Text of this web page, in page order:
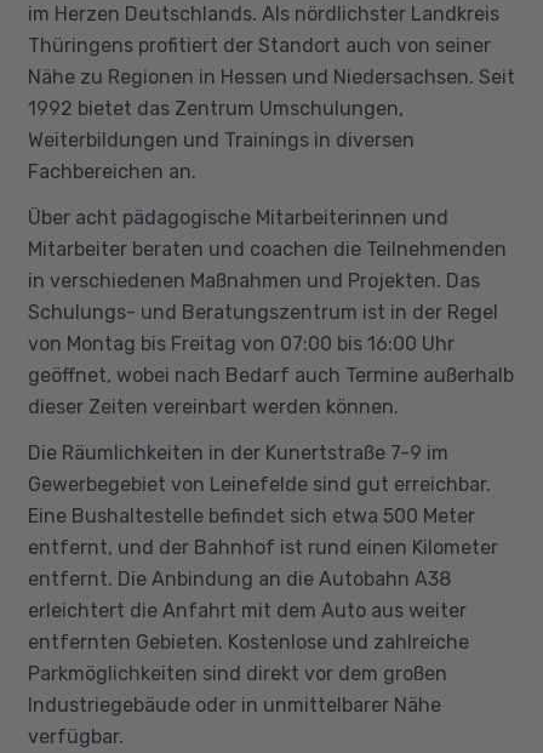
im Herzen Deutschlands. Als nördlichster Landkreis
Thüringens profitiert der Standort auch von seiner
Nähe zu Regionen in Hessen und Niedersachsen. Seit
1992 bietet das Zentrum Umschulungen,
Weiterbildungen und Trainings in diversen
Fachbereichen an.
Über acht pädagogische Mitarbeiterinnen und
Mitarbeiter beraten und coachen die Teilnehmenden
in verschiedenen Maßnahmen und Projekten. Das
Schulungs- und Beratungszentrum ist in der Regel
von Montag bis Freitag von 07:00 bis 16:00 Uhr
geöffnet, wobei nach Bedarf auch Termine außerhalb
dieser Zeiten vereinbart werden können.
Die Räumlichkeiten in der Kunertstraße 7-9 im
Gewerbegebiet von Leinefelde sind gut erreichbar.
Eine Bushaltestelle befindet sich etwa 500 Meter
entfernt, und der Bahnhof ist rund einen Kilometer
entfernt. Die Anbindung an die Autobahn A38
erleichtert die Anfahrt mit dem Auto aus weiter
entfernten Gebieten. Kostenlose und zahlreiche
Parkmöglichkeiten sind direkt vor dem großen
Industriegebäude oder in unmittelbarer Nähe
verfügbar.